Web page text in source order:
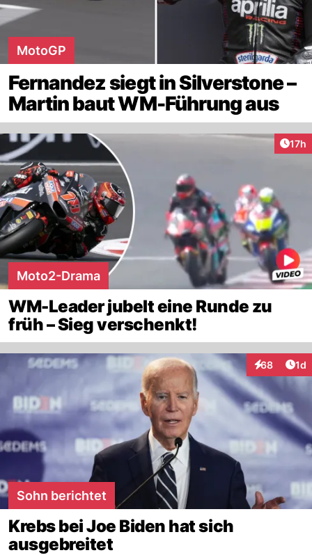
MotoGP
Fernandez siegt in Silverstone –
Martin baut WM-Führung aus
17h
Moto2-Drama
WM-Leader jubelt eine Runde zu
früh – Sieg verschenkt!
68
Interaktionen
1d
Sohn berichtet
Krebs bei Joe Biden hat sich
ausgebreitet